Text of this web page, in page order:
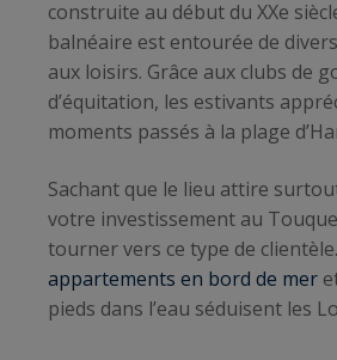
construite au début du XXe
balnéaire est entourée de
aux loisirs. Grâce aux clubs de
d’équitation, les estivants
moments passés à la plage
Sachant que le lieu attire
votre investissement au
tourner vers ce type de
appartements en bord de mer
pieds dans l’eau séduisent les